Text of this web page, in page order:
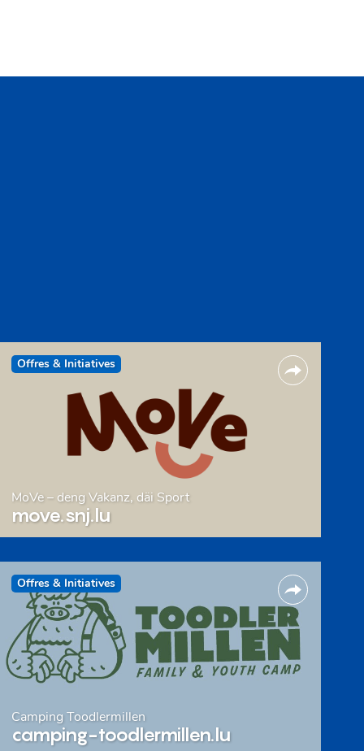
Offres & Initiatives
MoVe – deng Vakanz, däi Sport
move.snj.lu
Offres & Initiatives
Camping Toodlermillen
camping-toodlermillen.lu